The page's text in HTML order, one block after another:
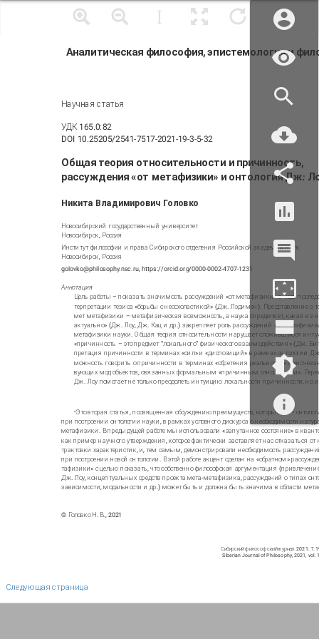
Аналитическая философия, эпистемология и
© Головко Н. В., 2021
Сибирский философский журнал. 2021. Т.
Siberian Journal of Philosophy, 2021, vol.
Научная статья
УДК 165.0:82
DOI 10.25205/2541-7517-2021-19-3-5-32
Общая теория относительности и причинность,
рассуждения «от метафизики» и онтология Дж.
*
Никита Владимирович Головко
Новосибирский государственный университет
Новосибирск, Россия
Институт философии и права Сибирского отделения Российской академии наук
Новосибирск, Россия
golovko@philosophy.nsc.ru, https://orcid.org/0000-0002-4707-1231
Аннотация
Цель работы – показать значимость рассуждений «от метафизики» в ходе
терпретации тезиса «борьбы с неосхоластикой» (Дж. Лэдимен). Представление о
мет метафизики – метафизическая возможность, а наука определяет, какая из
актуально» (Дж. Лоу, Дж. Кац и др.) закрепляет роль рассуждений «от
метафизики науки. Общая теория относительности нарушает сложившуюся
«причинность – это предмет “локального” физического взаимодействия» (Дж.
претация причинности в терминах «сил» и «диспозиций» в рамках онтологии
можность говорить о причинности в терминах «обретения реальности» и
вующих мод объектов, связанных формальным «причинным отношением».
Дж. Лоу помогает не только преодолеть интуицию локальности причинности, но
*Это вторая статья, посвященная обсуждению преимуществ, которые дает
при построении онтологии науки, в рамках условного дискурса о необходимости
метафизики. В предыдущей работе мы использовали «запутанное состояние» в
как пример научного утверждения, которое фактически заставляет нас отказаться от
трактовки характеристик, и, тем самым, демонстрировали необходимость
при построении новой онтологии. В этой работе акцент сделан на «обратном»
тафизики» с целью показать, что собственно философская аргументация
Дж. Лоу, концептуальных средств проекта мета-метафизика, рассуждений о типах
зависимости, модальности и др.) может быть и должна быть значима в области
Следующая страница